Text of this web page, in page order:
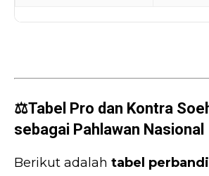
⚖️Tabel Pro dan Kontra
sebagai Pahlawan Nasional
Berikut adalah tabel